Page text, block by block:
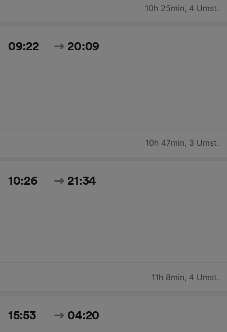
10h 25min, 4 Umst.
09:22 20:09
10h 47min, 3 Umst.
10:26 21:34
11h 8min, 4 Umst.
15:53 04:20